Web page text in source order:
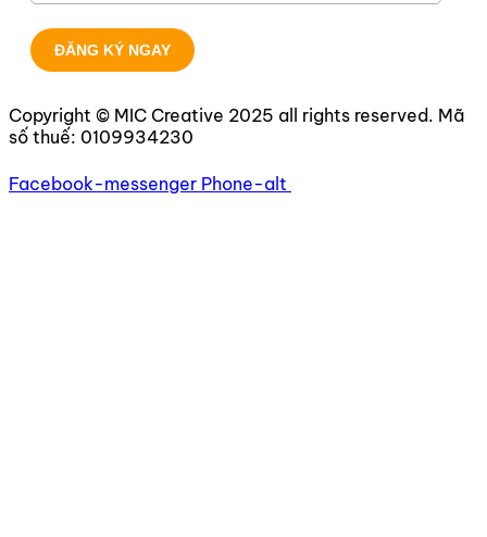
Copyright © MIC Creative 2025 all rights reserved. Mã
số thuế: 0109934230
Facebook-messenger Phone-alt